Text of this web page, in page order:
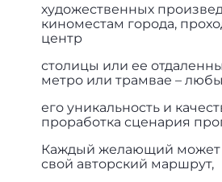
художественных
киноместам города,
центр
столицы или ее
метро или трамвае –
его уникальность и
проработка сценария
Каждый желающий может
свой авторский маршрут,